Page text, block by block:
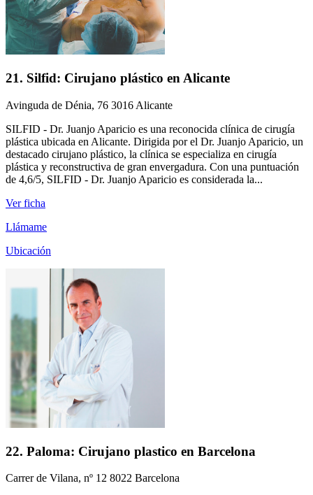
21. Silfid: Cirujano plástico en Alicante
Avinguda de Dénia, 76 3016 Alicante
SILFID - Dr. Juanjo Aparicio es una reconocida clínica de cirugía
plástica ubicada en Alicante. Dirigida por el Dr. Juanjo Aparicio, un
destacado cirujano plástico, la clínica se especializa en cirugía
plástica y reconstructiva de gran envergadura. Con una puntuación
de 4,6/5, SILFID - Dr. Juanjo Aparicio es considerada la...
Ver ficha
Llámame
Ubicación
22. Paloma: Cirujano plastico en Barcelona
Carrer de Vilana, nº 12 8022 Barcelona